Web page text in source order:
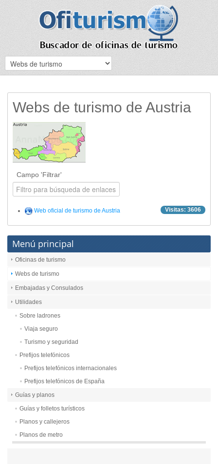
Webs de turismo de Austria
Campo 'Filtrar'
Visitas: 3606
Web oficial de turismo de Austria
Menú principal
Oficinas de turismo
Webs de turismo
Embajadas y Consulados
Utilidades
Sobre ladrones
Viaja seguro
Turismo y seguridad
Prefijos telefónicos
Prefijos telefónicos internacionales
Prefijos telefónicos de España
Guías y planos
Guías y folletos turísticos
Planos y callejeros
Planos de metro